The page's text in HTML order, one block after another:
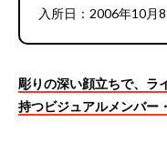
入所日：2006年10月
彫りの深い顔立ちで、ラ
持つビジュアルメンバー